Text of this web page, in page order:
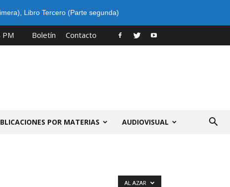
Libro Tercero (Parte segunda)
Boletín Contacto
POR MATERIAS AUDIOVISUAL
AL AZAR